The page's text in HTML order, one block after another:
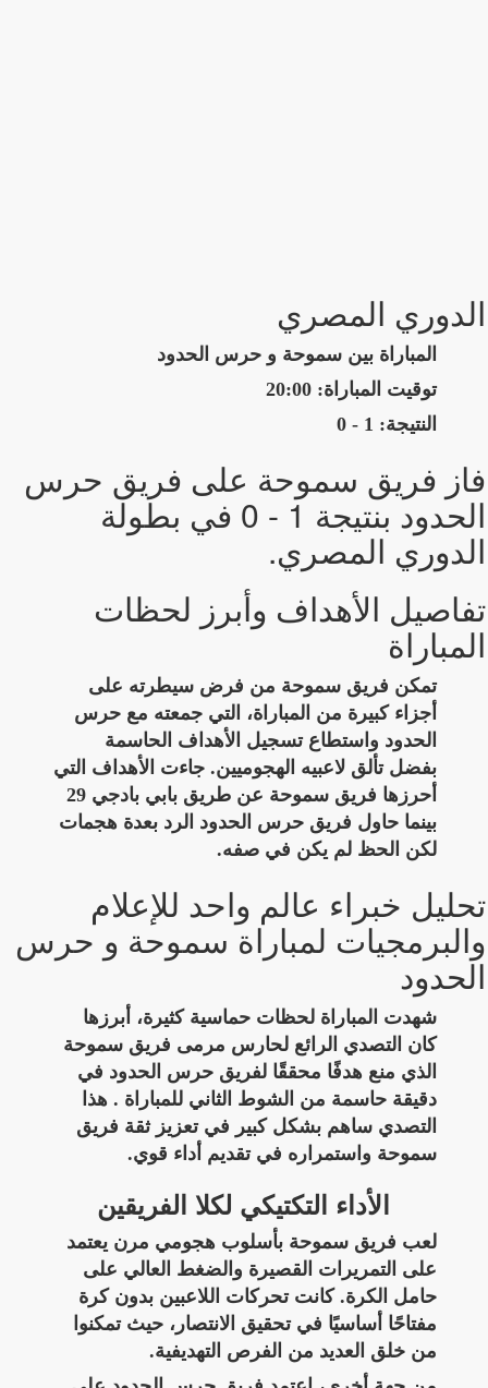
الدوري المصري
المباراة بين سموحة و حرس الحدود
توقيت المباراة: 20:00
النتيجة: 1 - 0
فاز فريق سموحة على فريق حرس
الحدود بنتيجة 1 - 0 في بطولة
الدوري المصري.
تفاصيل الأهداف وأبرز لحظات
المباراة
تمكن فريق سموحة من فرض سيطرته على
أجزاء كبيرة من المباراة، التي جمعته مع حرس
الحدود واستطاع تسجيل الأهداف الحاسمة
بفضل تألق لاعبيه الهجوميين. جاءت الأهداف التي
أحرزها فريق سموحة عن طريق بابي بادجي 29
بينما حاول فريق حرس الحدود الرد بعدة هجمات
لكن الحظ لم يكن في صفه.
تحليل خبراء عالم واحد للإعلام
والبرمجيات لمباراة سموحة و حرس
الحدود
شهدت المباراة لحظات حماسية كثيرة، أبرزها
كان التصدي الرائع لحارس مرمى فريق سموحة
الذي منع هدفًا محققًا لفريق حرس الحدود في
دقيقة حاسمة من الشوط الثاني للمباراة . هذا
التصدي ساهم بشكل كبير في تعزيز ثقة فريق
سموحة واستمراره في تقديم أداء قوي.
الأداء التكتيكي لكلا الفريقين
لعب فريق سموحة بأسلوب هجومي مرن يعتمد
على التمريرات القصيرة والضغط العالي على
حامل الكرة. كانت تحركات اللاعبين بدون كرة
مفتاحًا أساسيًا في تحقيق الانتصار، حيث تمكنوا
من خلق العديد من الفرص التهديفية.